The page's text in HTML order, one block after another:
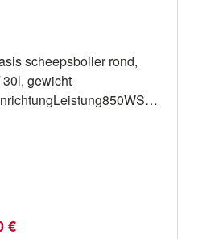
scheepsboiler rond,
gewicht
Preis:
€